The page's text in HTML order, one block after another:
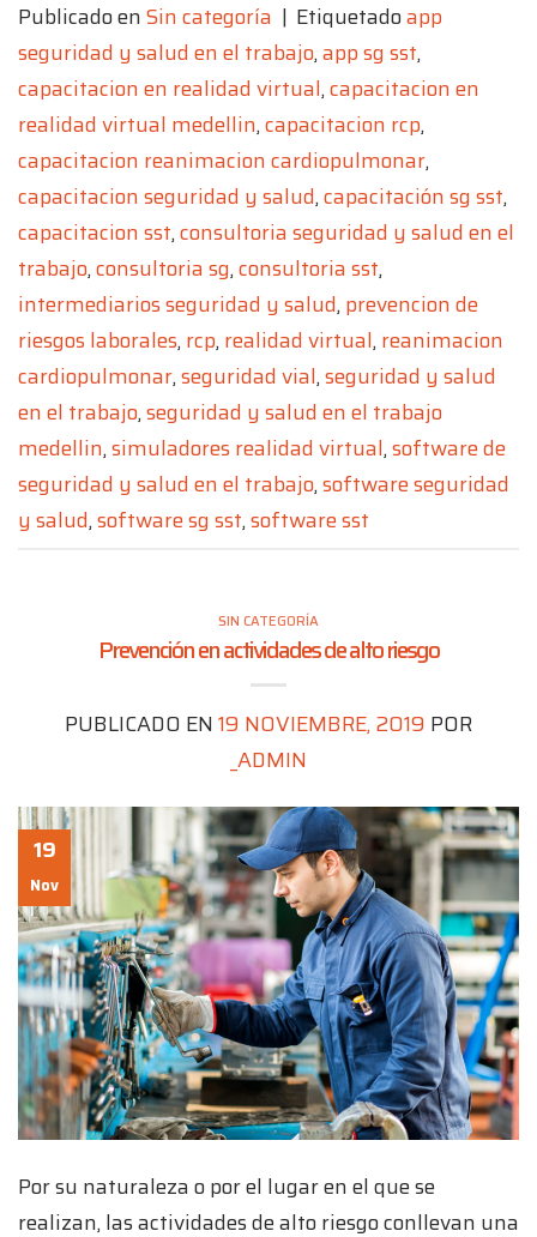
Publicado enSin categoría | Etiquetadoapp
seguridad y salud en el trabajo,app sg sst,
capacitacion en realidad virtual,capacitacion en
realidad virtual medellin,capacitacion rcp,
capacitacion reanimacion cardiopulmonar,
capacitacion seguridad y salud,capacitación sg sst,
capacitacion sst,consultoria seguridad y salud en el
trabajo,consultoria sg,consultoria sst,
intermediarios seguridad y salud,prevencion de
riesgos laborales,rcp,realidad virtual,reanimacion
cardiopulmonar,seguridad vial,seguridad y salud
en el trabajo,seguridad y salud en el trabajo
medellin,simuladores realidad virtual,software de
seguridad y salud en el trabajo,software seguridad
y salud,software sg sst,software sst
SIN CATEGORÍA
Prevención en actividades de alto riesgo
PUBLICADO EN19 NOVIEMBRE, 2019 POR
_ADMIN
19
Nov
Por su naturaleza o por el lugar en el que se
realizan, las actividades de alto riesgo conllevan una